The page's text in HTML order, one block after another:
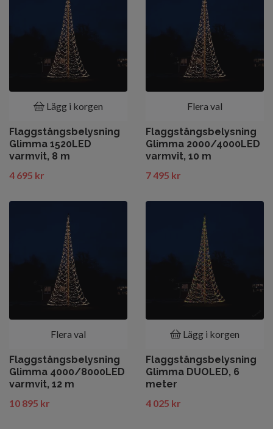
Lägg i korgen
Flaggstångsbelysning
Glimma 1520LED
varmvit, 8 m
4 695 kr
Flera val
Flaggstångsbelysning
Glimma 2000/4000LED
varmvit, 10 m
7 495 kr
Flera val
Flaggstångsbelysning
Glimma 4000/8000LED
varmvit, 12 m
10 895 kr
Lägg i korgen
Flaggstångsbelysning
Glimma DUOLED, 6
meter
4 025 kr